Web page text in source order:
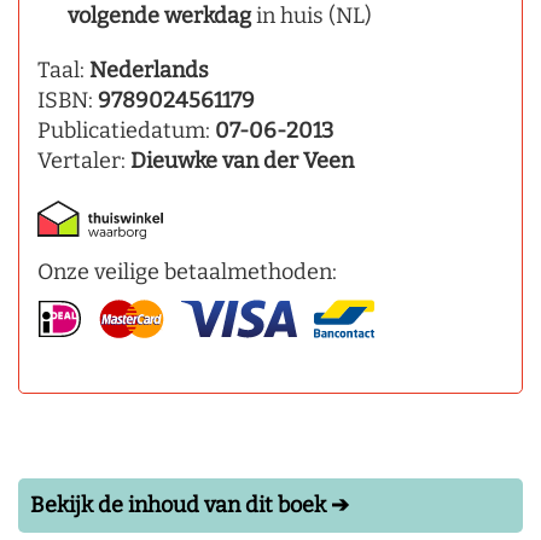
volgende werkdagin huis (NL)
Taal: Nederlands
ISBN: 9789024561179
Publicatiedatum: 07-06-2013
Vertaler: Dieuwke van der Veen
Onze veilige betaalmethoden:
Bekijk de inhoud van dit boek ➔